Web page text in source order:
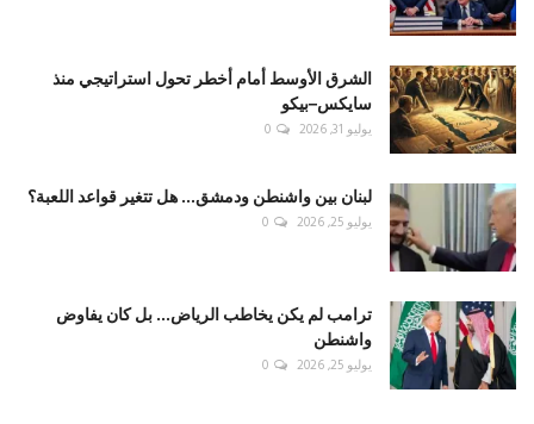
الشرق الأوسط أمام أخطر تحول استراتيجي منذ
سايكس–بيكو
يوليو 31, 2026 0
لبنان بين واشنطن ودمشق... هل تتغير قواعد اللعبة؟
يوليو 25, 2026 0
ترامب لم يكن يخاطب الرياض... بل كان يفاوض
واشنطن
يوليو 25, 2026 0